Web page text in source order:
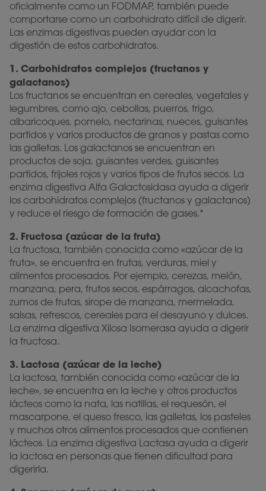
oficialmente como un FODMAP, también puede
comportarse como un carbohidrato difícil de digerir.
Las enzimas digestivas pueden ayudar con la
digestión de estos carbohidratos.
1. Carbohidratos complejos (fructanos y
galactanos)
Los fructanos se encuentran en cereales, vegetales y
legumbres, como ajo, cebollas, puerros, trigo,
albaricoques, pomelo, nectarinas, nueces, guisantes
partidos y varios productos de granos y pastas como
las galletas. Los galactanos se encuentran en
productos de soja, guisantes verdes, guisantes
partidos, frijoles rojos y varios tipos de frutos secos. La
enzima digestiva Alfa Galactosidasa ayuda a digerir
los carbohidratos complejos (fructanos y galactanos)
y reduce el riesgo de formación de gases.*
2. Fructosa (azúcar de la fruta)
La fructosa, también conocida como «azúcar de la
fruta», se encuentra en frutas, verduras, miel y
alimentos procesados. Por ejemplo, cerezas, melón,
manzana, pera, frutos secos, espárragos, alcachofas,
zumos de frutas, sirope de manzana, mermelada,
salsas, refrescos, cereales para el desayuno y dulces.
La enzima digestiva Xilosa Isomerasa ayuda a digerir
la fructosa.
3. Lactosa (azúcar de la leche)
La lactosa, también conocida como «azúcar de la
leche», se encuentra en la leche y otros productos
lácteos como la nata, las natillas, el requesón, el
mascarpone, el queso fresco, las galletas, los pasteles
y muchos otros alimentos procesados ​​que contienen
lácteos. La enzima digestiva Lactasa ayuda a digerir
la lactosa en personas que tienen dificultad para
digerirla.